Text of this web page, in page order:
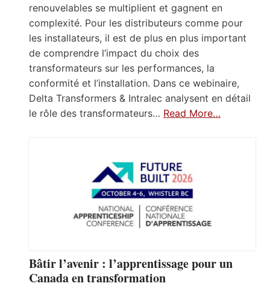
renouvelables se multiplient et gagnent en
complexité. Pour les distributeurs comme pour
les installateurs, il est de plus en plus important
de comprendre l’impact du choix des
transformateurs sur les performances, la
conformité et l’installation. Dans ce webinaire,
Delta Transformers & Intralec analysent en détail
le rôle des transformateurs… Read More…
Bâtir l’avenir : l’apprentissage pour un
Canada en transformation